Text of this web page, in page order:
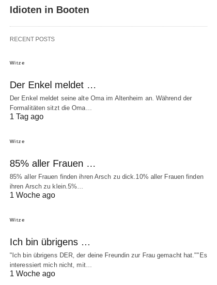
Idioten in Booten
RECENT POSTS
Witze
Der Enkel meldet …
Der Enkel meldet seine alte Oma im Altenheim an. Während der
Formalitäten sitzt die Oma…
1 Tag ago
Witze
85% aller Frauen …
85% aller Frauen finden ihren Arsch zu dick.10% aller Frauen finden
ihren Arsch zu klein.5%…
1 Woche ago
Witze
Ich bin übrigens …
"Ich bin übrigens DER, der deine Freundin zur Frau gemacht hat.""Es
interessiert mich nicht, mit…
1 Woche ago